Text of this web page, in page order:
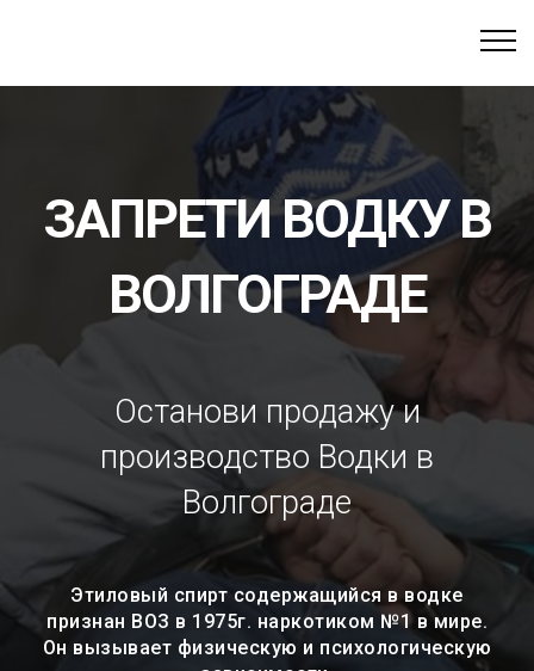
ЗАПРЕТИ ВОДКУ В
ВОЛГОГРАДЕ
Останови продажу и
производство Водки в
Волгограде
Этиловый спирт содержащийся в водке
признан ВОЗ в 1975г. наркотиком №1 в мире.
Он вызывает физическую и психологическую